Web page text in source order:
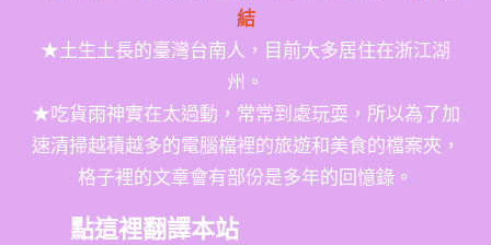
結
★土生土長的臺灣台南人，目前大多居住在浙江湖
州。
★吃貨雨神實在太過動，常常到處玩耍，所以為了加
速清掃越積越多的電腦檔裡的旅遊和美食的檔案夾，
格子裡的文章會有部份是多年的回憶錄。
點這裡翻譯本站